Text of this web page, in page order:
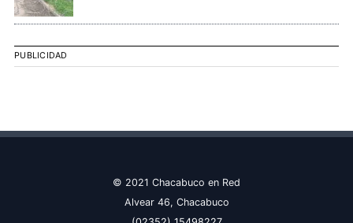
PUBLICIDAD
© 2021 Chacabuco en Red
Alvear 46, Chacabuco